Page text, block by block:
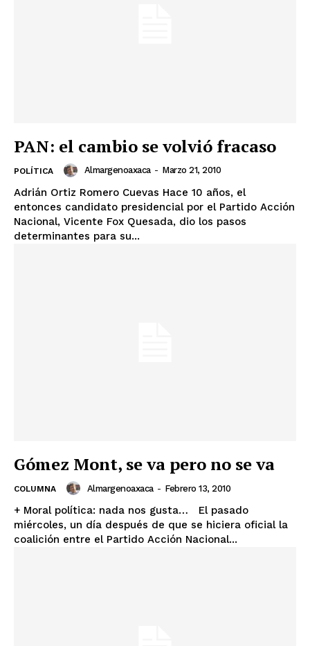
PAN: el cambio se volvió fracaso
POLÍTICA Almargenoaxaca - Marzo 21, 2010
Adrián Ortiz Romero Cuevas Hace 10 años, el
entonces candidato presidencial por el Partido Acción
Nacional, Vicente Fox Quesada, dio los pasos
determinantes para su...
Gómez Mont, se va pero no se va
COLUMNA Almargenoaxaca - Febrero 13, 2010
+ Moral política: nada nos gusta… El pasado
miércoles, un día después de que se hiciera oficial la
coalición entre el Partido Acción Nacional...